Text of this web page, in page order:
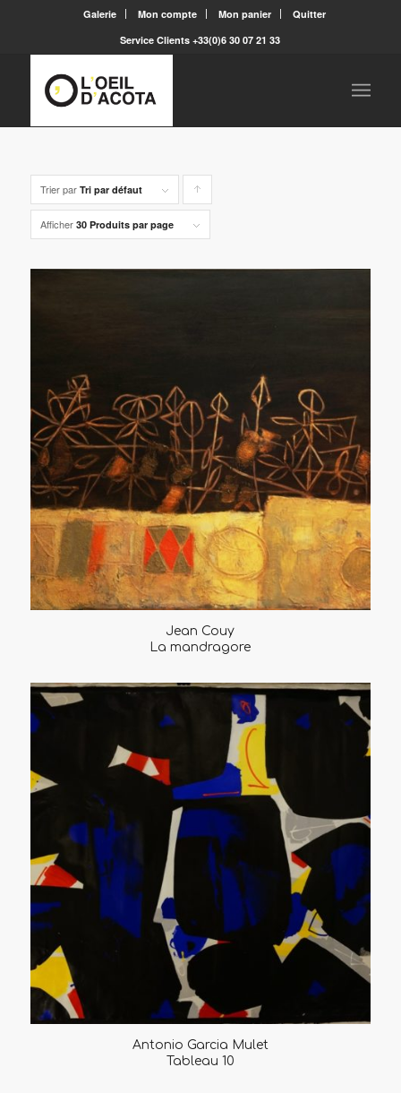
Galerie Mon compte Mon panier
Quitter
Service Clients +33(0)6 30 07 21 33
Trier par Tri par défaut
les
Afficher 30 Produits par page
Jean Couy
La mandragore
Antonio Garcia Mulet
Tableau 10